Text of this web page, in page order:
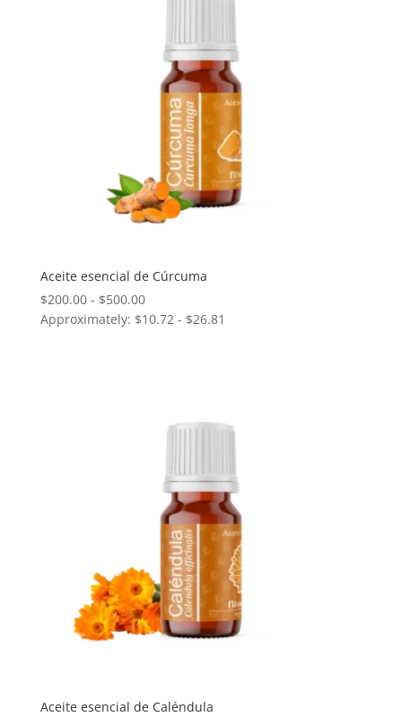
Aceite esencial de Cúrcuma
$200.00 - $500.00Rango
de
$500.00
Approximately: $10.72 - $26.81
Aceite esencial de Caléndula